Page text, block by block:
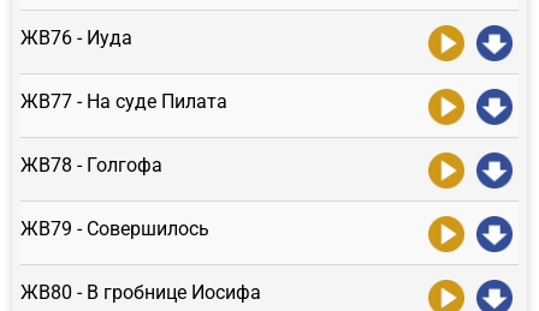
ЖВ76 - Иуда
ЖВ77 - На суде Пилата
ЖВ78 - Голгофа
ЖВ79 - Совершилось
ЖВ80 - В гробнице Иосифа